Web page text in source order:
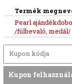
Termék
Pearl
/fülbevaló, medál/